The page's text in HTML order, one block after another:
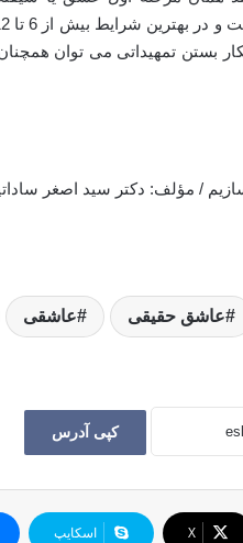
بستن تمهیداتی می توان
/ مؤلف: دکتر سید اصغر
عاشق حقیقی عاشقی
کپی آدرس
X اسکایپ